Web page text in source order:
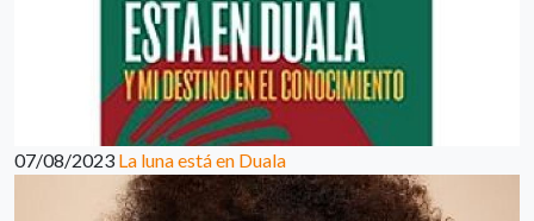
07/08/2023 La luna está en Duala